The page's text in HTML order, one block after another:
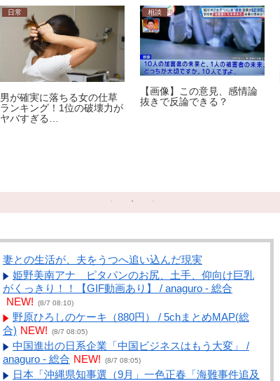
日常
男が確実に落ちる女の仕草
ランキング！1位の破壊力が
ヤバすぎる…
相談
【画像】この意見、感情論
抜きで反論できる？
妻との生活が、夫をうつへ追い込んだ現実
姫野美南アナ ピタパンのお尻、土手、仰向け巨乳
がくっきり！！【GIF動画あり】 / anaguro - 総合
NEW!
(8/7 08:10)
野原ひろしのケーキ（880円） / 5chまとめMAP(総
合) NEW! (8/7 08:05)
中国進出の日系企業「中国ビジネスはもう大変」 /
anaguro - 総合 NEW! (8/7 08:05)
日本「沖縄県知事選（9月」一色正春「海難事件追及